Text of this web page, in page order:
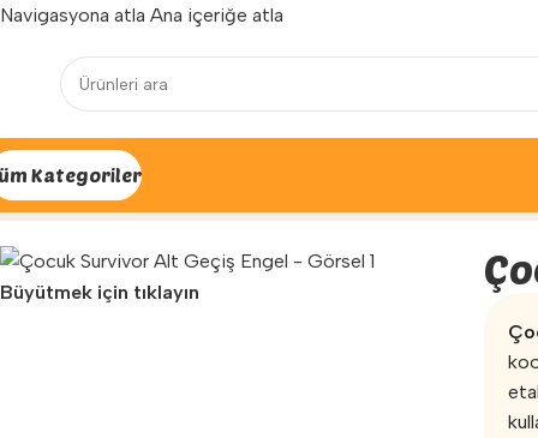
Navigasyona atla Ana içeriğe atla
Yenilenen arayüzümüz ile hizmetinizdeyiz...
Kategoriler
Ana Sayfa Mağaza
Büyütmek için tıklayın